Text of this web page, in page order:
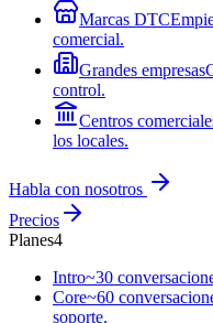
Marcas DTC
comercial.
Grandes empresas
control.
Centros
los locales.
Habla con nosotros
Precios
Planes4
Intro~30
Core~60
soporte.